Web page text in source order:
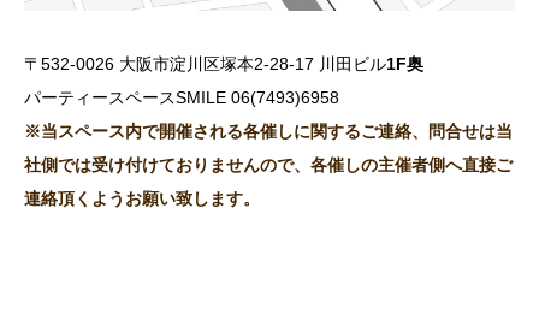
〒532-0026 大阪市淀川区塚本2-28-17 川田ビル1F奥
パーティースペースSMILE 06(7493)6958
※当スペース内で開催される各催しに関するご連絡、問合せは当
社側では受け付けておりませんので、各催しの主催者側へ直接ご
連絡頂くようお願い致します。